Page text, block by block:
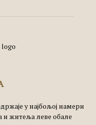
у најбољој намери
житеља леве обале